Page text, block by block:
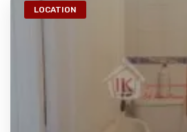
LOCATION